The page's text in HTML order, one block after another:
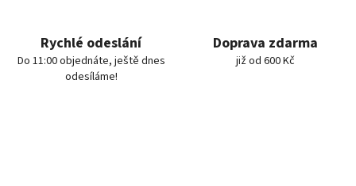
Rychlé odeslání
Do 11:00 objednáte, ještě dnes
odesíláme!
Doprava zdarma
již od 600 Kč